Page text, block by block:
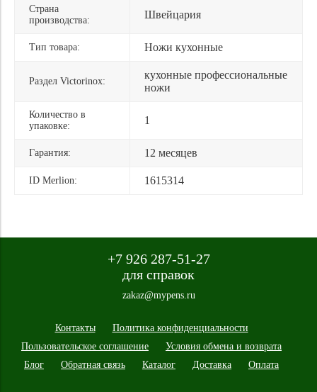
Страна
производства:
Швейцария
Тип товара: Ножи кухонные
Раздел Victorinox:
кухонные профессиональные
ножи
Количество в
упаковке:
1
Гарантия: 12 месяцев
ID Merlion: 1615314
+7 926 287-51-27
для справок
zakaz@mypens.ru
Контакты
Политика конфиденциальности
Пользовательское соглашение
Условия обмена и возврата
Блог
Обратная связь Каталог Доставка Оплата